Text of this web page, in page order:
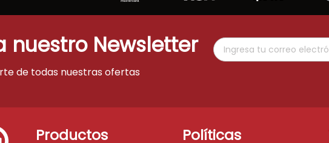
nuestro Newsletter
de todas nuestras ofertas
Productos Políticas